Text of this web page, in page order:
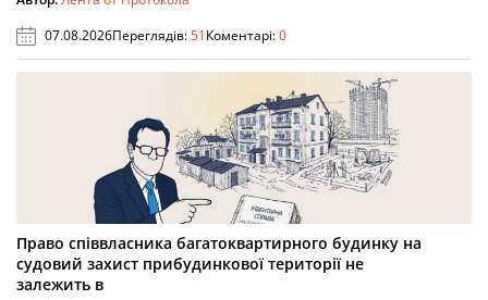
07.08.2026Переглядів:51Коментарі:0
Право співвласника багатоквартирного будинку на
судовий захист прибудинкової території не
залежить в